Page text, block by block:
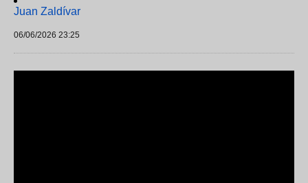
Juan Zaldívar
06/06/2026 23:25